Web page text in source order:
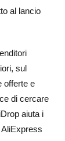
al lancio
sul
offerte e
di cercare
aiuta i